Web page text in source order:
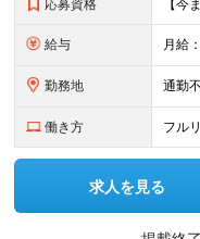
応募資格
給与
勤務地
働き方 フル
求人を見る